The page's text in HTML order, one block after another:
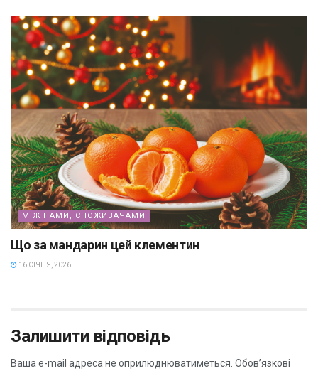
МІЖ НАМИ, СПОЖИВАЧАМИ
Що за мандарин цей клементин
16 СІЧНЯ, 2026
Залишити відповідь
Ваша e-mail адреса не оприлюднюватиметься. Обов’язкові